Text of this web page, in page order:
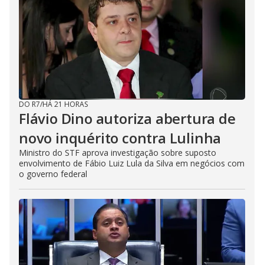
DO R7/HÁ 21 HORAS
Flávio Dino autoriza abertura de
novo inquérito contra Lulinha
Ministro do STF aprova investigação sobre suposto
envolvimento de Fábio Luiz Lula da Silva em negócios com
o governo federal